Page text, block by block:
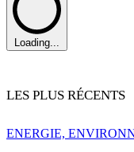
Loading...
LES PLUS RÉCENTS
ENERGIE,